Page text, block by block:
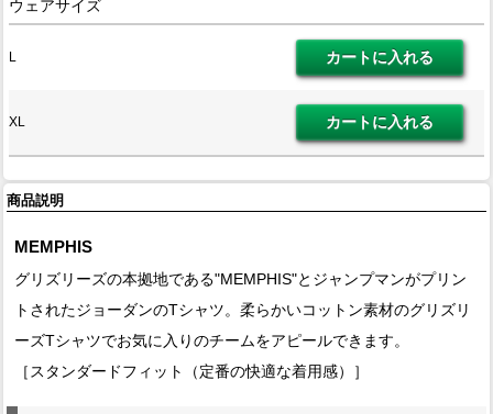
ウェアサイズ
L
XL
商品説明
MEMPHIS
グリズリーズの本拠地である"MEMPHIS"とジャンプマンがプリン
トされたジョーダンのTシャツ。柔らかいコットン素材のグリズリ
ーズTシャツでお気に入りのチームをアピールできます。
［スタンダードフィット（定番の快適な着用感）］